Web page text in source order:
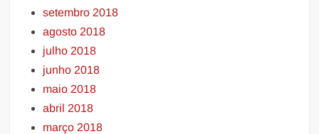
setembro 2018
agosto 2018
julho 2018
junho 2018
maio 2018
abril 2018
março 2018